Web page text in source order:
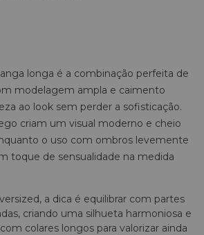
longa é a combinação perfeita de
modelagem ampla e caimento
ao look sem perder a sofisticação.
criam um visual moderno e cheio
o uso com ombros levemente
toque de sensualidade na medida
a dica é equilibrar com partes
criando uma silhueta harmoniosa e
colares longos para valorizar ainda